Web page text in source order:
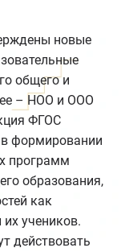
новые
общего и
– НОО и ООО
ФГОС
формировании
программ
образования,
как
учеников.
действовать